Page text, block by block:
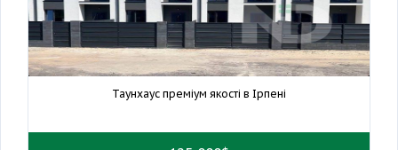
Таунхаус преміум якості в Ірпені